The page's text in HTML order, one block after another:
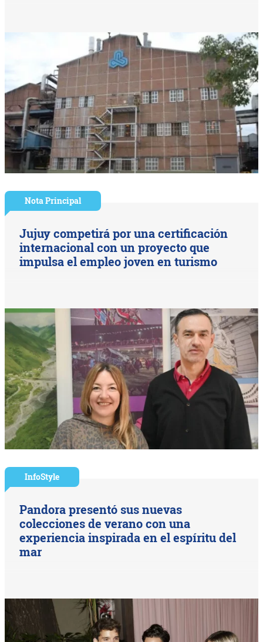
Nota Principal
Jujuy competirá por una certificación
internacional con un proyecto que
impulsa el empleo joven en turismo
InfoStyle
Pandora presentó sus nuevas
colecciones de verano con una
experiencia inspirada en el espíritu del
mar